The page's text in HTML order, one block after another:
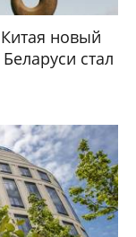
новый
стал